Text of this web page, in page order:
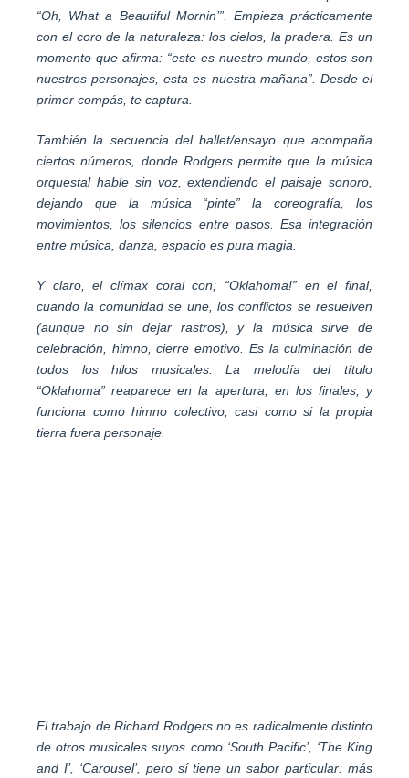
“Oh, What a Beautiful Mornin’”. Empieza prácticamente
con el coro de la naturaleza: los cielos, la pradera. Es un
momento que afirma: “este es nuestro mundo, estos son
nuestros personajes, esta es nuestra mañana”. Desde el
primer compás, te captura.
También la secuencia del ballet/ensayo que acompaña
ciertos números, donde Rodgers permite que la música
orquestal hable sin voz, extendiendo el paisaje sonoro,
dejando que la música “pinte” la coreografía, los
movimientos, los silencios entre pasos. Esa integración
entre música, danza, espacio es pura magia.
Y claro, el clímax coral con; “Oklahoma!” en el final,
cuando la comunidad se une, los conflictos se resuelven
(aunque no sin dejar rastros), y la música sirve de
celebración, himno, cierre emotivo. Es la culminación de
todos los hilos musicales. La melodía del título
“Oklahoma” reaparece en la apertura, en los finales, y
funciona como himno colectivo, casi como si la propia
tierra fuera personaje.
El trabajo de Richard Rodgers no es radicalmente distinto
de otros musicales suyos como ‘South Pacific’, ‘The King
and I’, ‘Carousel’, pero sí tiene un sabor particular: más